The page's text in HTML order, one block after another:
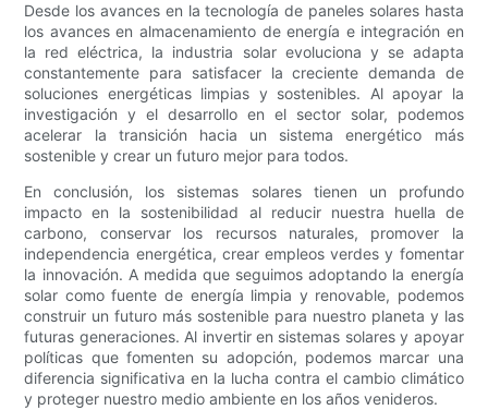
Desde los avances en la tecnología de paneles solares hasta
los avances en almacenamiento de energía e integración en
la red eléctrica, la industria solar evoluciona y se adapta
constantemente para satisfacer la creciente demanda de
soluciones energéticas limpias y sostenibles. Al apoyar la
investigación y el desarrollo en el sector solar, podemos
acelerar la transición hacia un sistema energético más
sostenible y crear un futuro mejor para todos.
En conclusión, los sistemas solares tienen un profundo
impacto en la sostenibilidad al reducir nuestra huella de
carbono, conservar los recursos naturales, promover la
independencia energética, crear empleos verdes y fomentar
la innovación. A medida que seguimos adoptando la energía
solar como fuente de energía limpia y renovable, podemos
construir un futuro más sostenible para nuestro planeta y las
futuras generaciones. Al invertir en sistemas solares y apoyar
políticas que fomenten su adopción, podemos marcar una
diferencia significativa en la lucha contra el cambio climático
y proteger nuestro medio ambiente en los años venideros.